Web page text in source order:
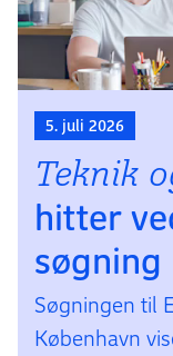
5. juli 2026
Teknik
hitter
søgning
Søgningen til
København